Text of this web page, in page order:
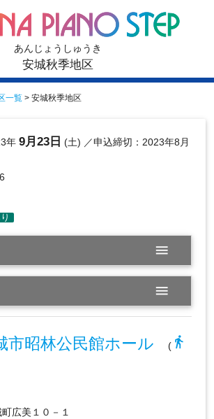
あんじょうしゅうき
安城秋季地区
一覧 > 安城秋季地区
年 9月23日 (土) ／申込締切：2023年8月
menu
menu
市昭林公民館ホール (directions_walk
広美１０－１